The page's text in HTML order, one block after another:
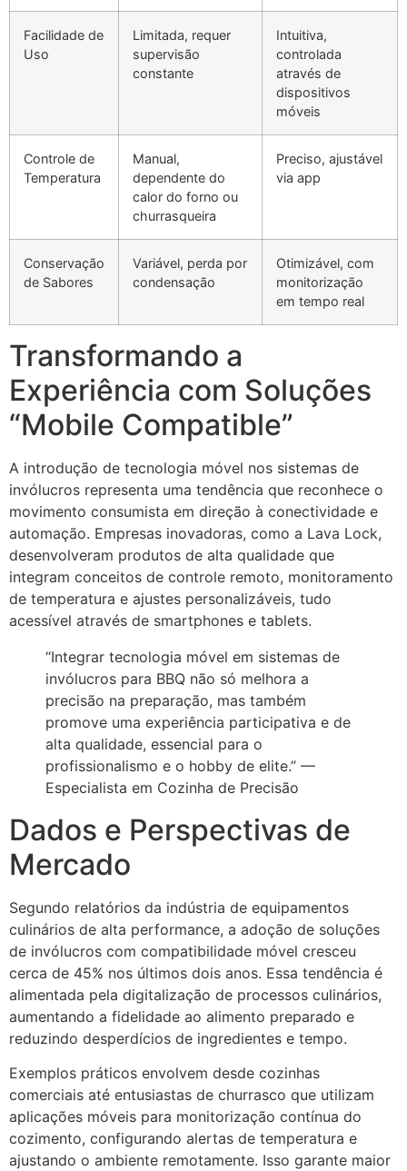
Facilidade de
Uso
Limitada, requer
supervisão
constante
Intuitiva,
controlada
através de
dispositivos
móveis
Controle de
Temperatura
Manual,
dependente do
calor do forno ou
churrasqueira
Preciso, ajustável
via app
Conservação
de Sabores
Variável, perda por
condensação
Otimizável, com
monitorização
em tempo real
Transformando a
Experiência com Soluções
“Mobile Compatible”
A introdução de tecnologia móvel nos sistemas de
invólucros representa uma tendência que reconhece o
movimento consumista em direção à conectividade e
automação. Empresas inovadoras, como a Lava Lock,
desenvolveram produtos de alta qualidade que
integram conceitos de controle remoto, monitoramento
de temperatura e ajustes personalizáveis, tudo
acessível através de smartphones e tablets.
“Integrar tecnologia móvel em sistemas de
invólucros para BBQ não só melhora a
precisão na preparação, mas também
promove uma experiência participativa e de
alta qualidade, essencial para o
profissionalismo e o hobby de elite.” —
Especialista em Cozinha de Precisão
Dados e Perspectivas de
Mercado
Segundo relatórios da indústria de equipamentos
culinários de alta performance, a adoção de soluções
de invólucros com compatibilidade móvel cresceu
cerca de 45% nos últimos dois anos. Essa tendência é
alimentada pela digitalização de processos culinários,
aumentando a fidelidade ao alimento preparado e
reduzindo desperdícios de ingredientes e tempo.
Exemplos práticos envolvem desde cozinhas
comerciais até entusiastas de churrasco que utilizam
aplicações móveis para monitorização contínua do
cozimento, configurando alertas de temperatura e
ajustando o ambiente remotamente. Isso garante maior